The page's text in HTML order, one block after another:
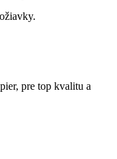
pre top kvalitu a